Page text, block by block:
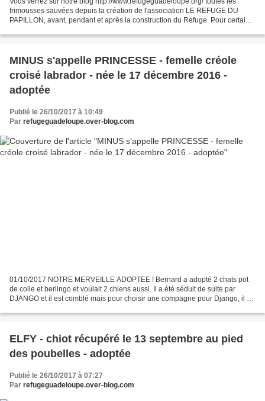
frimousses sauvées depuis la création de l'association LE REFUGE DU
PAPILLON, avant, pendant et après la construction du Refuge. Pour certains
MINUS s'appelle PRINCESSE - femelle créole
croisé labrador - née le 17 décembre 2016 -
adoptée
Publié le 26/10/2017 à 10:49
Par refugeguadeloupe.over-blog.com
01/10/2017 NOTRE MERVEILLE ADOPTEE ! Bernard a adopté 2 chats pot
de colle et berlingo et voulait 2 chiens aussi. Il a été séduit de suite par
DJANGO et il est comblé mais pour choisir une compagne pour Django, il a
ELFY - chiot récupéré le 13 septembre au pied
des poubelles - adoptée
Publié le 26/10/2017 à 07:27
Par refugeguadeloupe.over-blog.com